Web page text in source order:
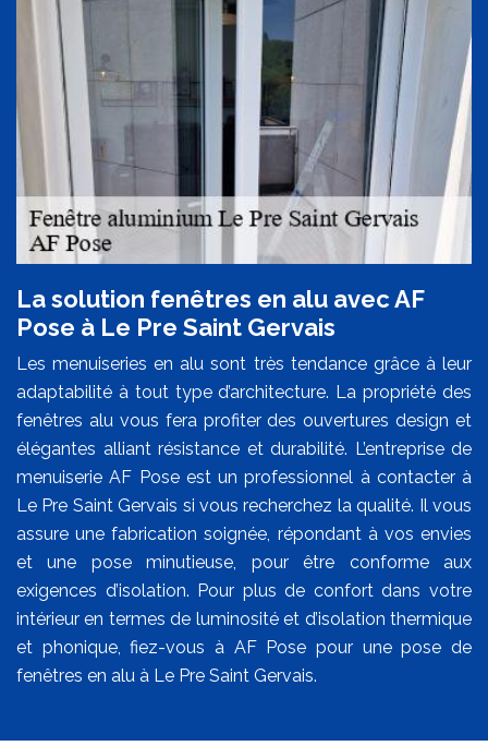
La solution fenêtres en alu avec AF
Pose à Le Pre Saint Gervais
Les menuiseries en alu sont très tendance grâce à leur
adaptabilité à tout type d’architecture. La propriété des
fenêtres alu vous fera profiter des ouvertures design et
élégantes alliant résistance et durabilité. L’entreprise de
menuiserie AF Pose est un professionnel à contacter à
Le Pre Saint Gervais si vous recherchez la qualité. Il vous
assure une fabrication soignée, répondant à vos envies
et une pose minutieuse, pour être conforme aux
exigences d’isolation. Pour plus de confort dans votre
intérieur en termes de luminosité et d’isolation thermique
et phonique, fiez-vous à AF Pose pour une pose de
fenêtres en alu à Le Pre Saint Gervais.